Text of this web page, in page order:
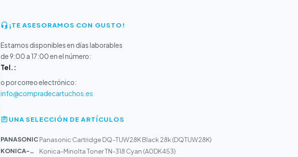
¡TE ASESORAMOS CON GUSTO!
Estamos disponibles en días laborables
de 9:00 a 17:00 en el número:
Tel.:
o por correo electrónico:
info@compradecartuchos.es
UNA SELECCIÓN DE ARTÍCULOS
PANASONIC Panasonic Cartridge DQ-TUW28K Black 28k (DQTUW28K)
KONICA-MIN...
Konica-Minolta Toner TN-318 Cyan (A0DK453)